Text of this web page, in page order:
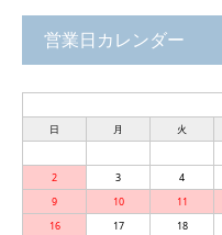
営業日カレンダー
日
月 火
2
3 4
9
10 11
16
17 18